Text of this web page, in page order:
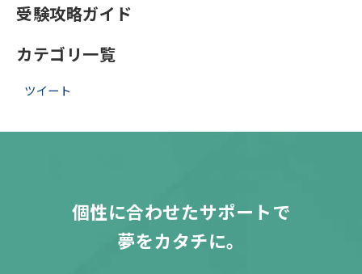
受験攻略ガイド
カテゴリ一覧
ツイート
個性に合わせたサポートで
夢をカタチに。